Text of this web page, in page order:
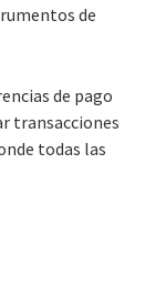
de
de pago
transacciones
todas las